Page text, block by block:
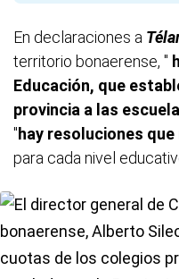
En declaraciones a
territorio bonaerense, "
Educación, que
provincia a las
"hay resoluciones
para cada nivel